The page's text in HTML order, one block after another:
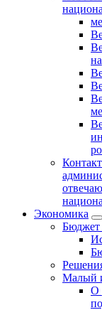
Экономика
Бюджет
Малый
О